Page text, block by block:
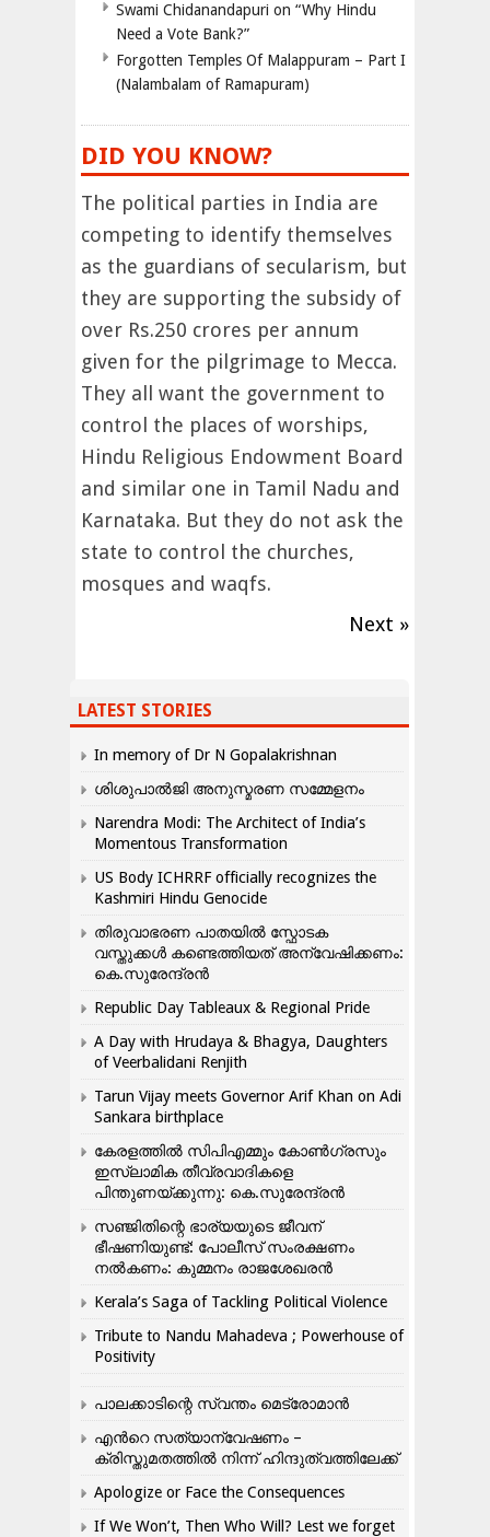
Swami Chidanandapuri on “Why Hindu
Need a Vote Bank?”
Forgotten Temples Of Malappuram – Part I
(Nalambalam of Ramapuram)
DID YOU KNOW?
The political parties in India are
competing to identify themselves
as the guardians of secularism, but
they are supporting the subsidy of
over Rs.250 crores per annum
given for the pilgrimage to Mecca.
They all want the government to
control the places of worships,
Hindu Religious Endowment Board
and similar one in Tamil Nadu and
Karnataka. But they do not ask the
state to control the churches,
mosques and waqfs.
Next »
LATEST STORIES
In memory of Dr N Gopalakrishnan
ശിശുപാൽജി അനുസ്മരണ സമ്മേളനം
Narendra Modi: The Architect of India’s
Momentous Transformation
US Body ICHRRF officially recognizes the
Kashmiri Hindu Genocide
തിരുവാഭരണ പാതയിൽ സ്ഫോടക
വസ്തുക്കൾ കണ്ടെത്തിയത് അന്വേഷിക്കണം:
കെ.സുരേന്ദ്രൻ
Republic Day Tableaux & Regional Pride
A Day with Hrudaya & Bhagya, Daughters
of Veerbalidani Renjith
Tarun Vijay meets Governor Arif Khan on Adi
Sankara birthplace
കേരളത്തിൽ സിപിഎമ്മും കോൺ​ഗ്രസും
ഇസ്ലാമിക തീവ്രവാദികളെ
പിന്തുണയ്ക്കുന്നു: കെ.സുരേന്ദ്രൻ
സഞ്ജിതിന്റെ ഭാര്യയുടെ ജീവന്
ഭീഷണിയുണ്ട്: പോലീസ് സംരക്ഷണം
നൽകണം: കുമ്മനം രാജശേഖരൻ
Kerala’s Saga of Tackling Political Violence
Tribute to Nandu Mahadeva ; Powerhouse of
Positivity
പാലക്കാടിന്റെ സ്വന്തം മെട്രോമാൻ
എന്‍റെ സത്യാന്വേഷണം –
ക്രിസ്തുമതത്തില്‍ നിന്ന് ഹിന്ദുത്വത്തിലേക്ക്
Apologize or Face the Consequences
If We Won’t, Then Who Will? Lest we forget